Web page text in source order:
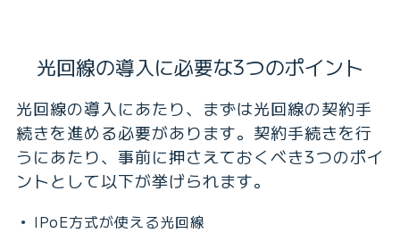
光回線の導入に必要な3つのポイント
光回線の導入にあたり、まずは光回線の契約手
続きを進める必要があります。契約手続きを行
うにあたり、事前に押さえておくべき3つのポイ
ントとして以下が挙げられます。
IPoE方式が使える光回線